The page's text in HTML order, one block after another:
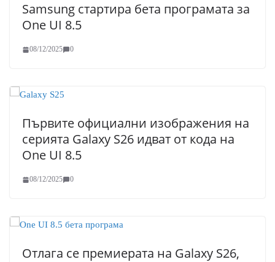
Samsung стартира бета програмата за
One UI 8.5
08/12/2025 0
Първите официални изображения на
серията Galaxy S26 идват от кода на
One UI 8.5
08/12/2025 0
Отлага се премиерата на Galaxy S26,